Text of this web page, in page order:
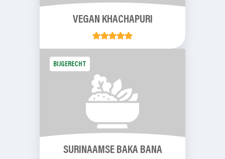
VEGAN KHACHAPURI
BIJGERECHT
SURINAAMSE BAKA BANA